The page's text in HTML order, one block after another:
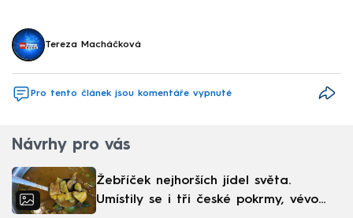
Tereza Macháčková
Pro tento článek jsou komentáře vypnuté
Návrhy pro vás
Žebříček nejhorších jídel světa.
Umístily se i tři české pokrmy, vévodí